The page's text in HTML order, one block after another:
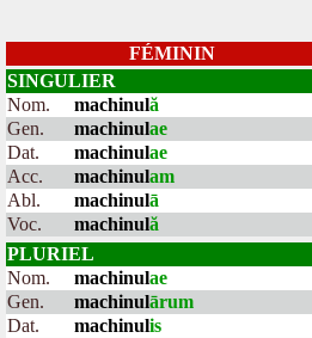
FÉMININ
SINGULIER
Nom.
machinulă
Gen.
machinulae
Dat.
machinulae
Acc.
machinulam
Abl.
machinulā
Voc.
machinulă
PLURIEL
Nom.
machinulae
Gen.
machinulārum
Dat.
machinulis